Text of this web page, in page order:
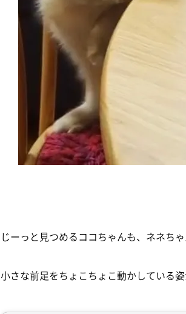
じーっと見つめるココちゃんも、ネネち
小さな前足をちょこちょこ動かしている